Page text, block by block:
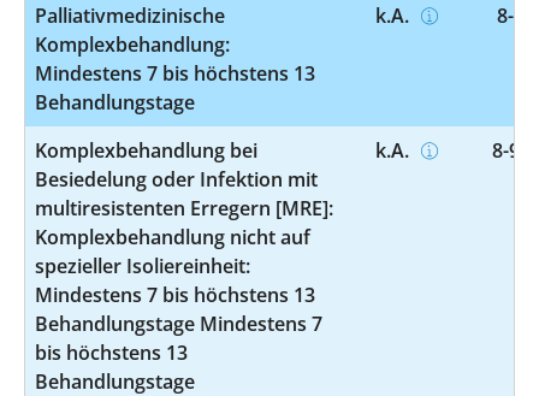
Palliativmedizinische
Komplexbehandlung:
Mindestens 7 bis höchstens 13
Behandlungstage
k.A. 8-
Komplexbehandlung bei
Besiedelung oder Infektion mit
multiresistenten Erregern [MRE]:
Komplexbehandlung nicht auf
spezieller Isoliereinheit:
Mindestens 7 bis höchstens 13
Behandlungstage Mindestens 7
bis höchstens 13
Behandlungstage
k.A. 8-